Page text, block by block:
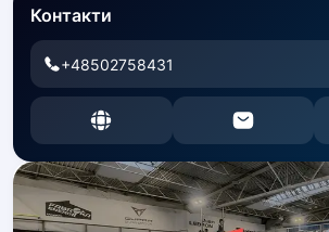
Bolesławiec
Bydgoszcz
Czestochowa
Dabrowa Gornicza
Elblag
Elk
Контакти
+48502758431